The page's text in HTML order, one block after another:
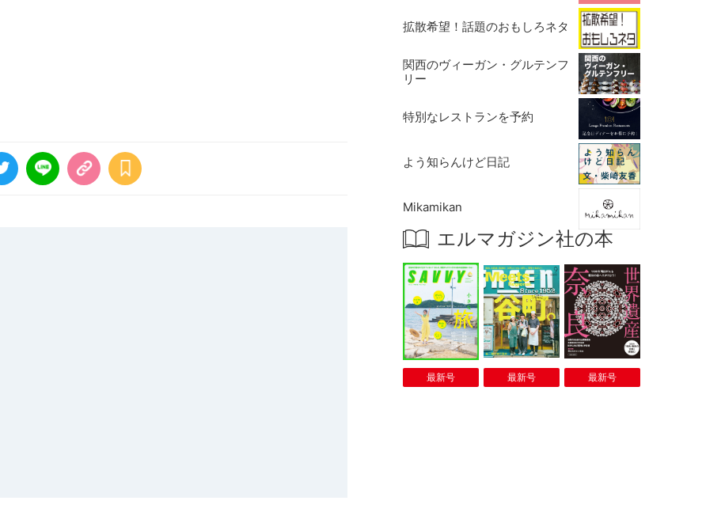
拡散希望！話題のおもしろネタ
関西のヴィーガン・グルテンフ
リー
特別なレストランを予約
よう知らんけど日記
Mikamikan
エルマガジン社の本
最新号 最新号 最新号